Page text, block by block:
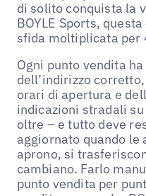
di solito conquista la
BOYLE Sports, questa
sfida moltiplicata per
Ogni punto vendita
dell’indirizzo
orari di apertura e
indicazioni stradali su
oltre – e tutto deve
aggiornato quando le
aprono, si
cambiano. Farlo
punto vendita per